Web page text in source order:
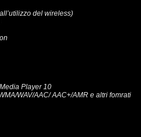
del wireless)
Player 10
WAV/AAC/ AAC+/AMR e altri fomrati